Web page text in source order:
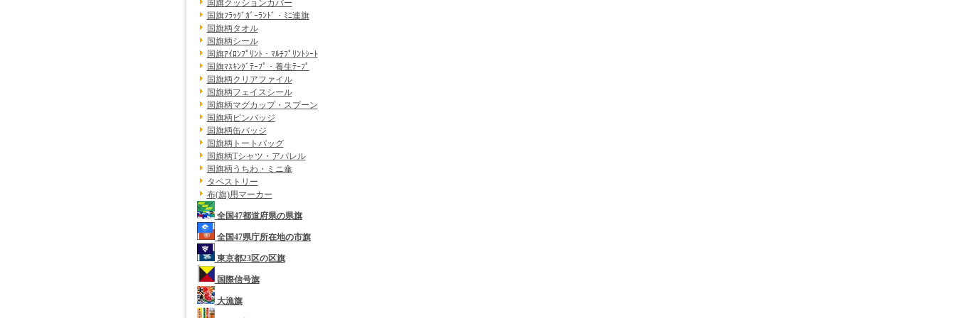
国旗クッションカバー
国旗ﾌﾗｯｸﾞｶﾞｰﾗﾝﾄﾞ・ﾐﾆ連旗
国旗柄タオル
国旗柄シール
国旗ｱｲﾛﾝﾌﾟﾘﾝﾄ・ﾏﾙﾁﾌﾟﾘﾝﾄｼｰﾄ
国旗ﾏｽｷﾝｸﾞﾃｰﾌﾟ・養生ﾃｰﾌﾟ
国旗柄クリアファイル
国旗柄フェイスシール
国旗柄マグカップ・スプーン
国旗柄ピンバッジ
国旗柄缶バッジ
国旗柄トートバッグ
国旗柄Tシャツ・アパレル
国旗柄うちわ・ミニ傘
タペストリー
布(旗)用マーカー
全国47都道府県の県旗
全国47県庁所在地の市旗
東京都23区の区旗
国際信号旗
大漁旗